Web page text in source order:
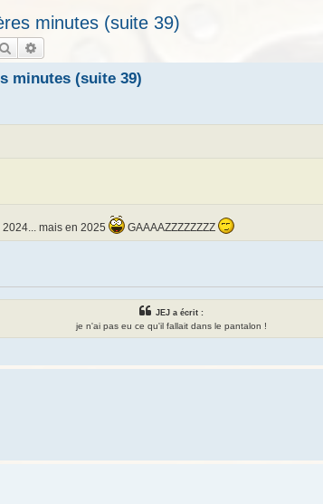
minutes (suite 39)
Rechercher
minutes (suite 39)
mais en 2025 GAAAAZZZZZZZZ
JEJ a écrit :
je n'ai pas eu ce qu'il fallait dans le pantalon !